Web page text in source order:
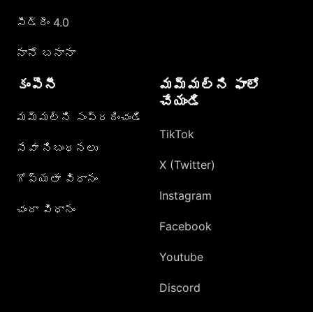
సీడ్రీం 4.0
నానో బనానా
కంపెనీ
మమ్మల్ని సంప్రదించండి
సేవా నిబంధనలు
గోప్యతా విధానం
చందా విధానం
మమ్మల్ని ఫాలో
చేయండి
TikTok
X (Twitter)
Instagram
Facebook
Youtube
Discord